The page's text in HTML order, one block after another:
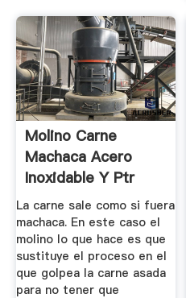
Molino Carne
Machaca Acero
Inoxidable Y Ptr
Motor Siemens ...
La carne sale como si fuera
machaca. En este caso el
molino lo que hace es que
sustituye el proceso en el
que golpea la carne asada
para no tener que